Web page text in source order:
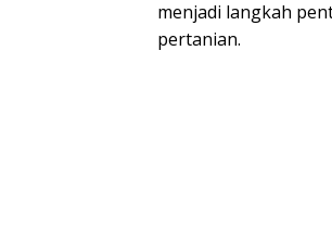
menjadi langkah
pertanian.